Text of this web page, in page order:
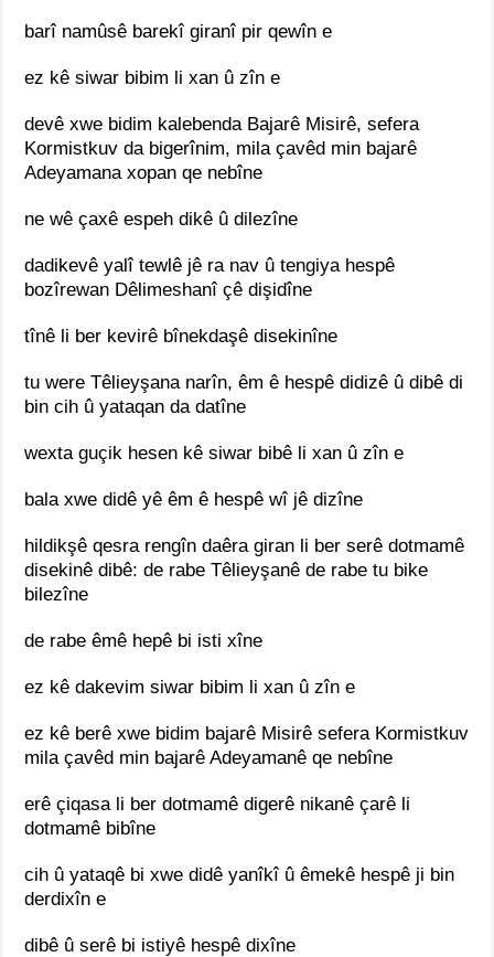
barî namûsê barekî giranî pir qewîn e
ez kê siwar bibim li xan û zîn e
devê xwe bidim kalebenda Bajarê Misirê, sefera
Kormistkuv da bigerînim, mila çavêd min bajarê
Adeyamana xopan qe nebîne
ne wê çaxê espeh dikê û dilezîne
dadikevê yalî tewlê jê ra nav û tengiya hespê
bozîrewan Dêlimeshanî çê dişidîne
tînê li ber kevirê bînekdaşê disekinîne
tu were Têlieyşana narîn, êm ê hespê didizê û dibê di
bin cih û yataqan da datîne
wexta guçik hesen kê siwar bibê li xan û zîn e
bala xwe didê yê êm ê hespê wî jê dizîne
hildikşê qesra rengîn daêra giran li ber serê dotmamê
disekinê dibê: de rabe Têlieyşanê de rabe tu bike
bilezîne
de rabe êmê hepê bi isti xîne
ez kê dakevim siwar bibim li xan û zîn e
ez kê berê xwe bidim bajarê Misirê sefera Kormistkuv
mila çavêd min bajarê Adeyamanê qe nebîne
erê çiqasa li ber dotmamê digerê nikanê çarê li
dotmamê bibîne
cih û yataqê bi xwe didê yanîkî û êmekê hespê ji bin
derdixîn e
dibê û serê bi istiyê hespê dixîne